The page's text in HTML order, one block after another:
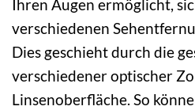
Ihren Augen ermöglicht,
verschiedenen
Dies geschieht durch die
verschiedener optischer
Linsenoberfläche. So